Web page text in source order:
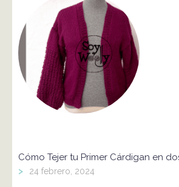
Cómo Tejer tu Primer Cárdigan en
> 24 febrero, 2024